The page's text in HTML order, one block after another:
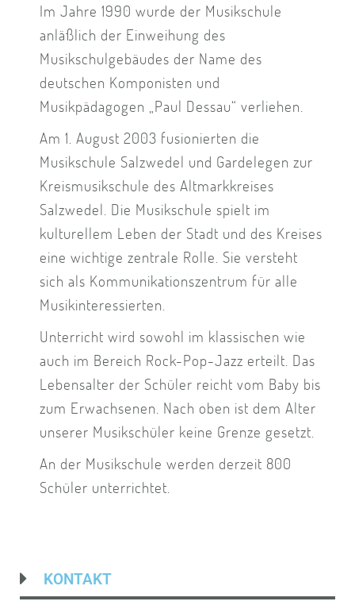
Im Jahre 1990 wurde der Musikschule
anläßlich der Einweihung des
Musikschulgebäudes der Name des
deutschen Komponisten und
Musikpädagogen „Paul Dessau“ verliehen.
Am 1. August 2003 fusionierten die
Musikschule Salzwedel und Gardelegen zur
Kreismusikschule des Altmarkkreises
Salzwedel. Die Musikschule spielt im
kulturellem Leben der Stadt und des Kreises
eine wichtige zentrale Rolle. Sie versteht
sich als Kommunikationszentrum für alle
Musikinteressierten.
Unterricht wird sowohl im klassischen wie
auch im Bereich Rock-Pop-Jazz erteilt. Das
Lebensalter der Schüler reicht vom Baby bis
zum Erwachsenen. Nach oben ist dem Alter
unserer Musikschüler keine Grenze gesetzt.
An der Musikschule werden derzeit 800
Schüler unterrichtet.
KONTAKT